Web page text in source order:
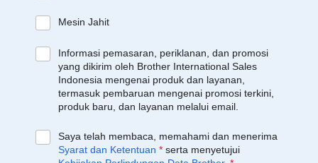
Mesin Jahit
Informasi pemasaran, periklanan, dan promosi
yang dikirim oleh Brother International Sales
Indonesia mengenai produk dan layanan,
termasuk pembaruan mengenai promosi terkini,
produk baru, dan layanan melalui email.
Saya telah membaca, memahami dan menerima
Syarat dan Ketentuan * serta menyetujui